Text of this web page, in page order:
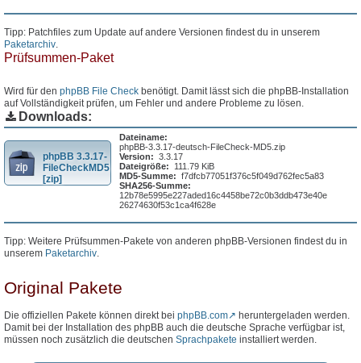
Tipp: Patchfiles zum Update auf andere Versionen findest du in unserem
Paketarchiv
Prüfsummen-Paket
Wird für den phpBB File Check benötigt. Damit lässt sich die phpBB-Installation
auf Vollständigkeit prüfen, um Fehler und andere Probleme zu lösen.
Downloads:
phpBB 3.3.17-
FileCheckMD5
[zip]
Dateiname:
phpBB-3.3.17-deutsch-FileCheck-MD5.zip
Version: 3.3.17
Dateigröße:
111.79 KiB
MD5-Summe: f7dfcb77051f376c5f049d762fec5a83
SHA256-Summe:
12b78e5995e227aded16c4458be72c0b3ddb473e40e
26274630f53c1ca4f628e
Tipp: Weitere Prüfsummen-Pakete von anderen phpBB-Versionen findest du in
unserem Paketarchiv.
Original Pakete
Die offiziellen Pakete können direkt bei phpBB.com
heruntergeladen werden.
Damit bei der Installation des phpBB auch die deutsche Sprache verfügbar ist,
müssen noch zusätzlich die deutschen Sprachpakete installiert werden.